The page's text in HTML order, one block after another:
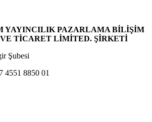
YAYINCILIK PAZARLAMA BİLİŞİM
TİCARET LİMİTED. ŞİRKETİ
Şubesi
4551 8850 01